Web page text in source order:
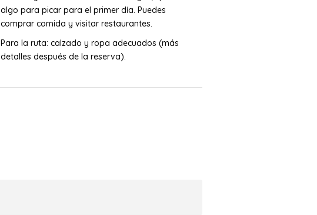
algo para picar para el primer día. Puedes
comprar comida y visitar restaurantes.
Para la ruta: calzado y ropa adecuados (más
detalles después de la reserva).